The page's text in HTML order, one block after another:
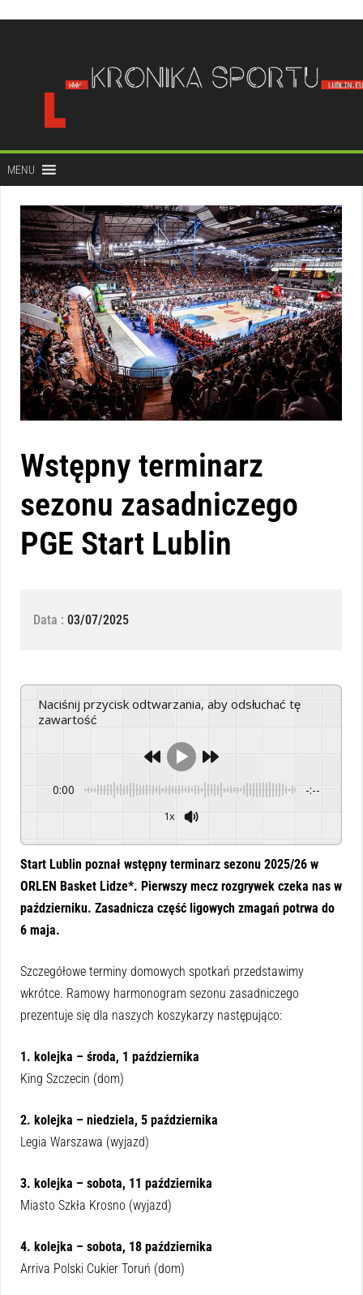
treści
MENU
Wstępny terminarz
sezonu zasadniczego
PGE Start Lublin
Data : 03/07/2025
Naciśnij przycisk odtwarzania, aby odsłuchać tę
zawartość
0:00 -:--
1x
Start Lublin poznał wstępny terminarz sezonu 2025/26 w
ORLEN Basket Lidze*. Pierwszy mecz rozgrywek czeka nas w
październiku. Zasadnicza część ligowych zmagań potrwa do
6 maja.
Szczegółowe terminy domowych spotkań przedstawimy
wkrótce. Ramowy harmonogram sezonu zasadniczego
prezentuje się dla naszych koszykarzy następująco:
1. kolejka – środa, 1 października
King Szczecin (dom)
2. kolejka – niedziela, 5 października
Legia Warszawa (wyjazd)
3. kolejka – sobota, 11 października
Miasto Szkła Krosno (wyjazd)
4. kolejka – sobota, 18 października
Arriva Polski Cukier Toruń (dom)